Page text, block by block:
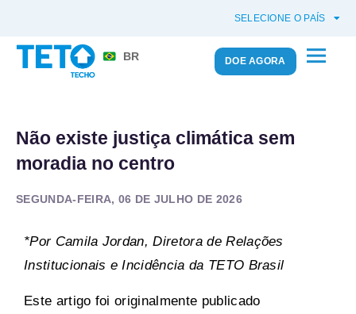
SELECIONE O PAÍS
BR DOE AGORA
Não existe justiça climática sem
moradia no centro
SEGUNDA-FEIRA, 06 DE JULHO DE 2026
*Por Camila Jordan, Diretora de Relações
Institucionais e Incidência da TETO Brasil
Este artigo foi originalmente publicado